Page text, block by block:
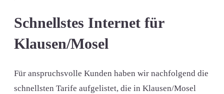
Schnellstes Internet für
Klausen/Mosel
Für anspruchsvolle Kunden haben wir nachfolgend die
schnellsten Tarife aufgelistet, die in Klausen/Mosel